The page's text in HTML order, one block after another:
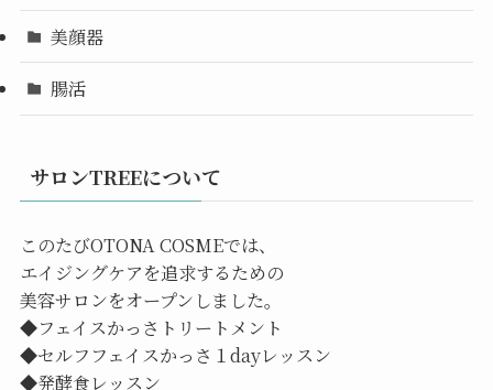
美顔器
腸活
サロンTREEについて
このたびOTONA COSMEでは、
エイジングケアを追求するための
美容サロンをオープンしました。
◆フェイスかっさトリートメント
◆セルフフェイスかっさ１dayレッスン
◆発酵食レッスン